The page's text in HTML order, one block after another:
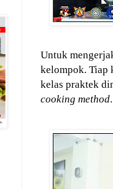
Untuk
kelompok. Tiap
kelas praktek
cooking method.